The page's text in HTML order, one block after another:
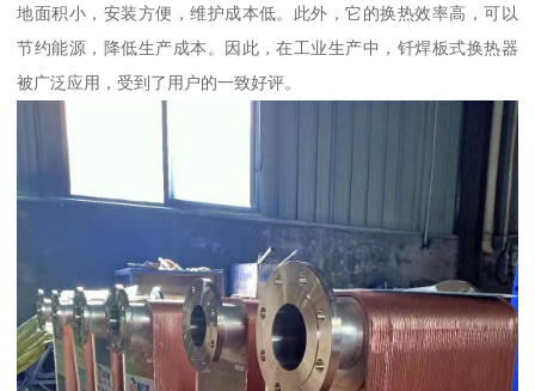
地面积小，安装方便，维护成本低。此外，它的换热效率高，可以
节约能源，降低生产成本。因此，在工业生产中，钎焊板式换热器
被广泛应用，受到了用户的一致好评。